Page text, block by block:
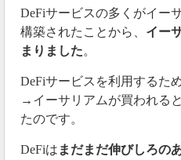
DeFiサービスの多くがイー
構築されたことから、 イー
まりました。
DeFiサービスを利用するた
→イーサリアムが買われる
たのです。
DeFiは まだまだ伸びしろの